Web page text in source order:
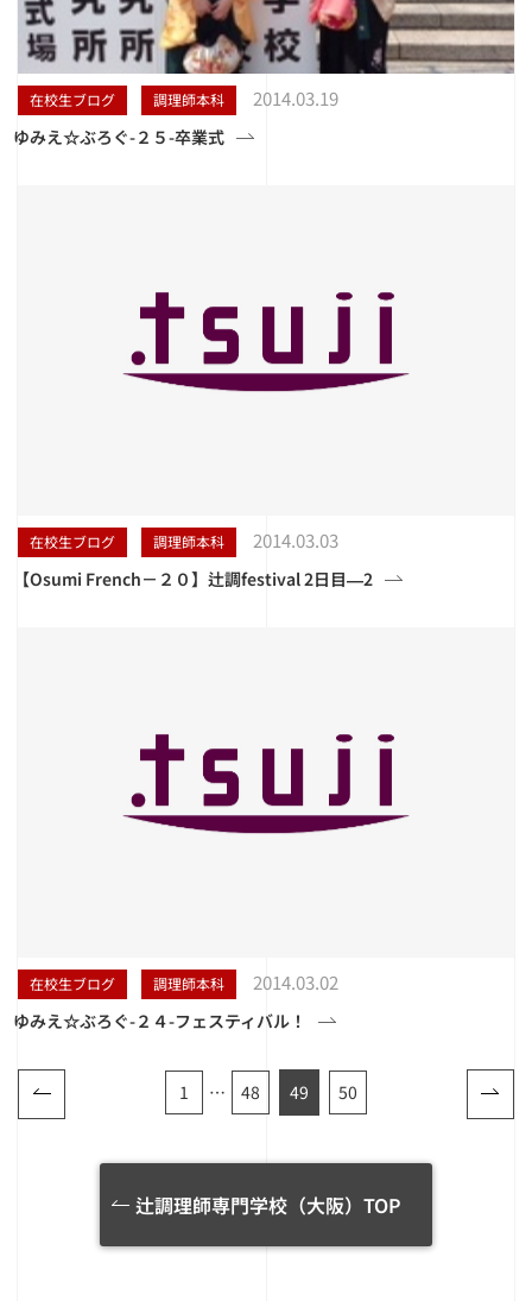
在校生ブログ 調理師本科 2014.03.19
ゆみえ☆ぶろぐ-２５-卒業式
在校生ブログ 調理師本科 2014.03.03
【Osumi French－２０】辻調festival 2日目―2
在校生ブログ 調理師本科 2014.03.02
ゆみえ☆ぶろぐ-２４-フェスティバル！
1 … 48 49 50
辻調理師専門学校（大阪）TOP